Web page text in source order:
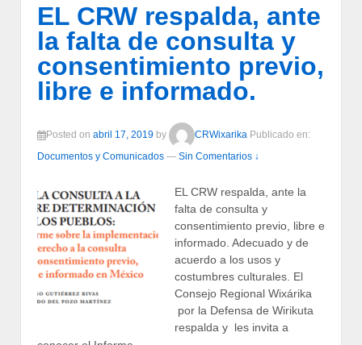
EL CRW respalda, ante
la falta de consulta y
consentimiento previo,
libre e informado.
Posted on abril 17, 2019 by CRWixarika Publicado en:
Documentos y Comunicados — Sin Comentarios ↓
EL CRW respalda, ante la
falta de consulta y
consentimiento previo, libre e
informado. Adecuado y de
acuerdo a los usos y
costumbres culturales. El
Consejo Regional Wixárika
por la Defensa de Wirikuta
respalda y les invita a